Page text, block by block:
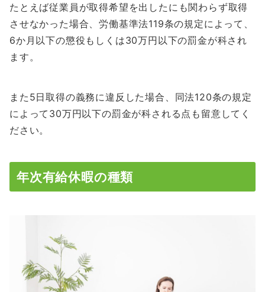
たとえば従業員が取得希望を出したにも関わらず取得
させなかった場合、労働基準法119条の規定によって、
6か月以下の懲役もしくは30万円以下の罰金が科され
ます。
また5日取得の義務に違反した場合、同法120条の規定
によって30万円以下の罰金が科される点も留意してく
ださい。
年次有給休暇の種類